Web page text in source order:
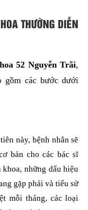
THƯỜNG DIỄN
52 Nguyễn Trãi,
gồm các bước dưới
này, bệnh nhân sẽ
bản cho các bác sĩ
những dấu hiệu
gặp phải và tiểu sử
mỗi tháng, các loại